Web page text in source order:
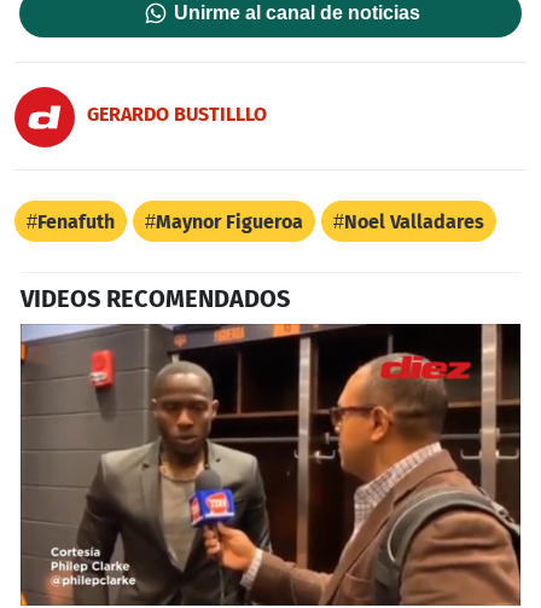
Unirme al canal de noticias
GERARDO BUSTILLLO
Fenafuth Maynor Figueroa Noel Valladares
VIDEOS RECOMENDADOS